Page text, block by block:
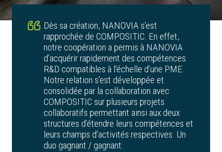
Dès sa création, NANOVIA s’est
rapprochée de COMPOSITIC. En effet,
notre coopération a permis à NANOVIA
d’acquérir rapidement des compétences
R&D compatibles à l’échelle d’une PME.
Notre relation s’est développée et
consolidée par la collaboration avec
COMPOSITIC sur plusieurs projets
collaboratifs permettant ainsi aux deux
structures d’étendre leurs compétences et
leurs champs d’activités respectives. Un
duo gagnant / gagnant.